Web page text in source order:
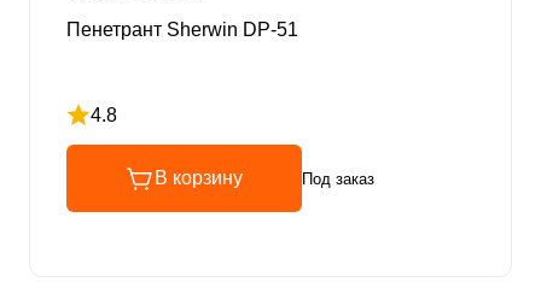
Пенетрант Sherwin DP-51
4.8
Рейтинг 4.8 из 5
В корзину Под заказ